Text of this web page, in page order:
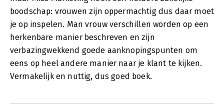
boodschap: vrouwen zijn oppermachtig dus daar moet
je op inspelen. Man vrouw verschillen worden op een
herkenbare manier beschreven en zijn
verbazingwekkend goede aanknopingspunten om
eens op heel andere manier naar je klant te kijken.
Vermakelijk en nuttig, dus goed boek.